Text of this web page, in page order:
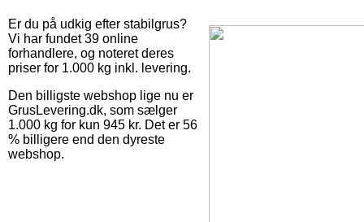
Er du på udkig efter stabilgrus?
Vi har fundet 39 online
forhandlere, og noteret deres
priser for 1.000 kg inkl. levering.
Den billigste webshop lige nu er
GrusLevering.dk, som sælger
1.000 kg for kun 945 kr. Det er 56
% billigere end den dyreste
webshop.